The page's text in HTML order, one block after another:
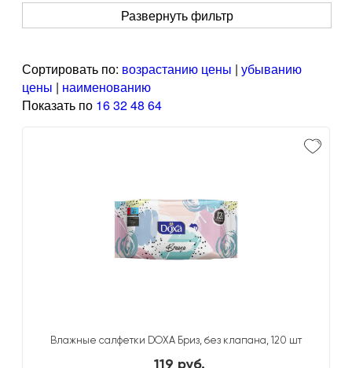
Развернуть фильтр
Сортировать по: возрастанию цены | убыванию
цены | наименованию
Показать по 163248 64
Влажные салфетки DOXA Бриз, без клапана, 120 шт
119 руб.